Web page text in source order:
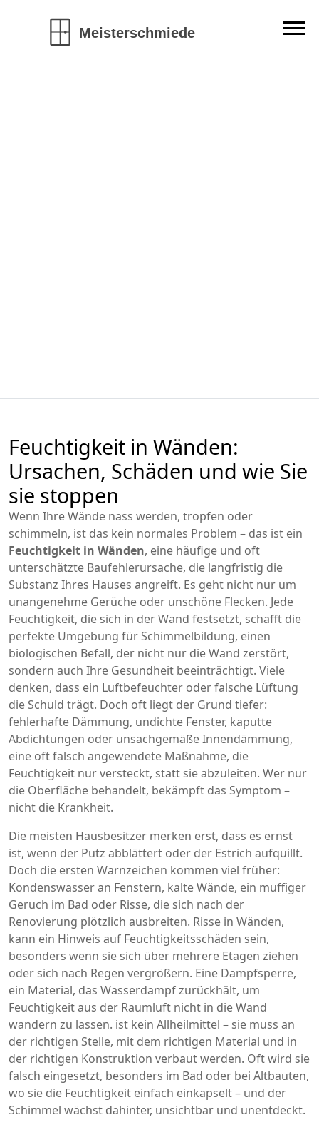
Feuchtigkeit in Wänden:
Ursachen, Schäden und wie Sie
sie stoppen
Wenn Ihre Wände nass werden, tropfen oder
schimmeln, ist das kein normales Problem – das ist ein
Feuchtigkeit in Wänden, eine häufige und oft
unterschätzte Baufehlerursache, die langfristig die
Substanz Ihres Hauses angreift. Es geht nicht nur um
unangenehme Gerüche oder unschöne Flecken. Jede
Feuchtigkeit, die sich in der Wand festsetzt, schafft die
perfekte Umgebung fürSchimmelbildung, einen
biologischen Befall, der nicht nur die Wand zerstört,
sondern auch Ihre Gesundheit beeinträchtigt. Viele
denken, dass ein Luftbefeuchter oder falsche Lüftung
die Schuld trägt. Doch oft liegt der Grund tiefer:
fehlerhafte Dämmung, undichte Fenster, kaputte
Abdichtungen oder unsachgemäßeInnendämmung,
eine oft falsch angewendete Maßnahme, die
Feuchtigkeit nur versteckt, statt sie abzuleiten. Wer nur
die Oberfläche behandelt, bekämpft das Symptom –
nicht die Krankheit.
Die meisten Hausbesitzer merken erst, dass es ernst
ist, wenn der Putz abblättert oder der Estrich aufquillt.
Doch die ersten Warnzeichen kommen viel früher:
Kondenswasser an Fenstern, kalte Wände, ein muffiger
Geruch im Bad oder Risse, die sich nach der
Renovierung plötzlich ausbreiten. Risse in Wänden,
kann ein Hinweis auf Feuchtigkeitsschäden sein,
besonders wenn sie sich über mehrere Etagen ziehen
oder sich nach Regen vergrößern. Eine Dampfsperre,
ein Material, das Wasserdampf zurückhält, um
Feuchtigkeit aus der Raumluft nicht in die Wand
wandern zu lassen. ist kein Allheilmittel – sie muss an
der richtigen Stelle, mit dem richtigen Material und in
der richtigen Konstruktion verbaut werden. Oft wird sie
falsch eingesetzt, besonders im Bad oder bei Altbauten,
wo sie die Feuchtigkeit einfach einkapselt – und der
Schimmel wächst dahinter, unsichtbar und unentdeckt.